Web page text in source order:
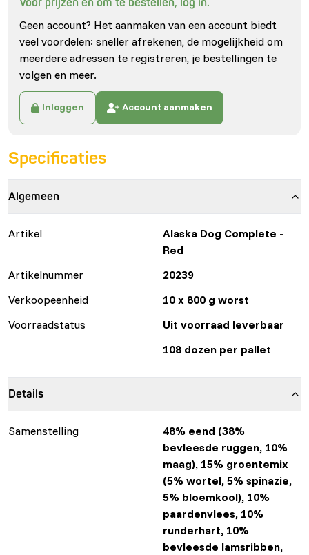
Geen account? Het aanmaken van een account biedt
veel voordelen: sneller afrekenen, de mogelijkheid om
meerdere adressen te registreren, je bestellingen te
volgen en meer.
Inloggen Account aanmaken
Specificaties
Algemeen
Artikel
Alaska Dog Complete -
Red
Artikelnummer
20239
Verkoopeenheid
10 x 800 g worst
Voorraadstatus
Uit voorraad leverbaar
108 dozen per pallet
Details
Samenstelling
48% eend (38%
bevleesde ruggen, 10%
maag), 15% groentemix
(5% wortel, 5% spinazie,
5% bloemkool), 10%
paardenvlees, 10%
runderhart, 10%
bevleesde lamsribben,